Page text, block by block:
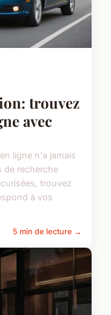
trouvez
avec
ligne n'a jamais
de recherche
trouvez
à vos
5 min de lecture →